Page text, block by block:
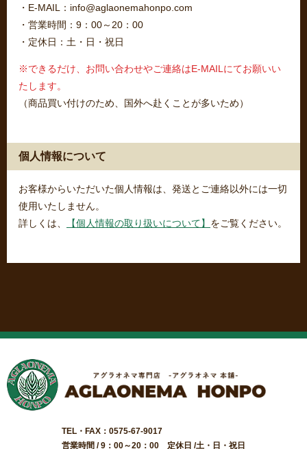
・E-MAIL：info@aglaonemahonpo.com
・営業時間：9：00～20：00
・定休日：土・日・祝日
※できるだけ、お問い合わせやご連絡はE-MAILにてお願いい
たします。
（商品買い付けのため、国外へ赴くことが多いため）
個人情報について
お客様からいただいた個人情報は、発送とご連絡以外には一切
使用いたしません。
詳しくは、
【個人情報の取り扱いについて】 をご覧ください。
TEL・FAX：0575-67-9017
営業時間 / 9：00～20：00 定休日 /土・日・祝日